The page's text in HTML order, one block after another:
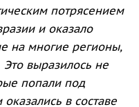
потрясением
и оказало
на многие регионы,
Это выразилось не
попали под
в составе